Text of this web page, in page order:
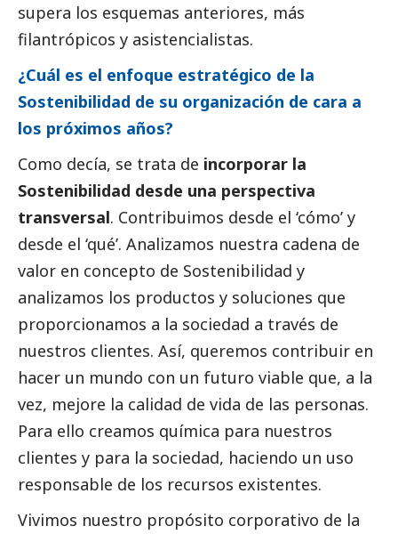
supera los esquemas anteriores, más
filantrópicos y asistencialistas.
¿Cuál es el enfoque estratégico de la
Sostenibilidad de su organización de cara a
los próximos años?
Como decía, se trata de incorporar la
Sostenibilidad desde una perspectiva
transversal. Contribuimos desde el ‘cómo’ y
desde el ‘qué’. Analizamos nuestra cadena de
valor en concepto de Sostenibilidad y
analizamos los productos y soluciones que
proporcionamos a la sociedad a través de
nuestros clientes. Así, queremos contribuir en
hacer un mundo con un futuro viable que, a la
vez, mejore la calidad de vida de las personas.
Para ello creamos química para nuestros
clientes y para la sociedad, haciendo un uso
responsable de los recursos existentes.
Vivimos nuestro propósito corporativo de la